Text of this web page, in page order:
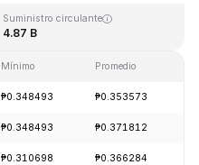
Suministro circulante
4.87 B
Mínimo Promedio
₱0.348493 ₱0.353573
₱0.348493 ₱0.371812
₱0.310698 ₱0.366284